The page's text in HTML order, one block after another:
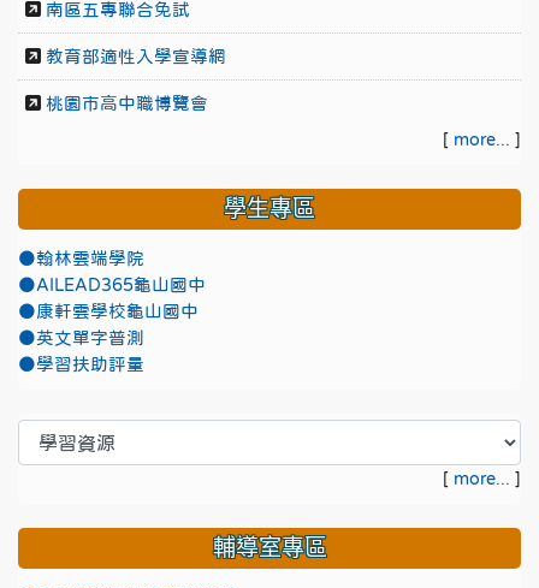
南區五專聯合免試
教育部適性入學宣導網
桃園市高中職博覽會
[ more... ]
學生專區
●翰林雲端學院
●AILEAD365龜山國中
●康軒雲學校龜山國中
●英文單字普測
●學習扶助評量
[ more... ]
輔導室專區